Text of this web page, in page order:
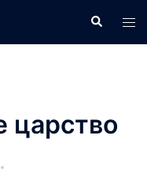
Пошук
царство